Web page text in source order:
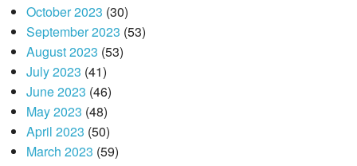
October 2023 (30)
September 2023 (53)
August 2023 (53)
July 2023 (41)
June 2023 (46)
May 2023 (48)
April 2023 (50)
March 2023 (59)